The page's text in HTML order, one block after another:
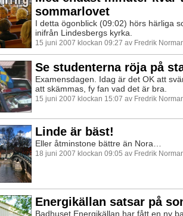
sommarlovet
I detta ögonblick (09:02) hörs härliga
inifrån Lindesbergs kyrka.
15 juni 2007 klockan 09:27 av Fredrik
Se studenterna röja på
Examensdagen. Idag är det OK att
att skämmas, fy fan vad det är bra.
15 juni 2007 klockan 15:07 av Fredrik
Linde är bäst!
Eller åtminstone bättre än Nora…
18 juni 2007 klockan 09:05 av Fredrik
Energikällan satsar på
Badhuset Energikällan har fått en ny